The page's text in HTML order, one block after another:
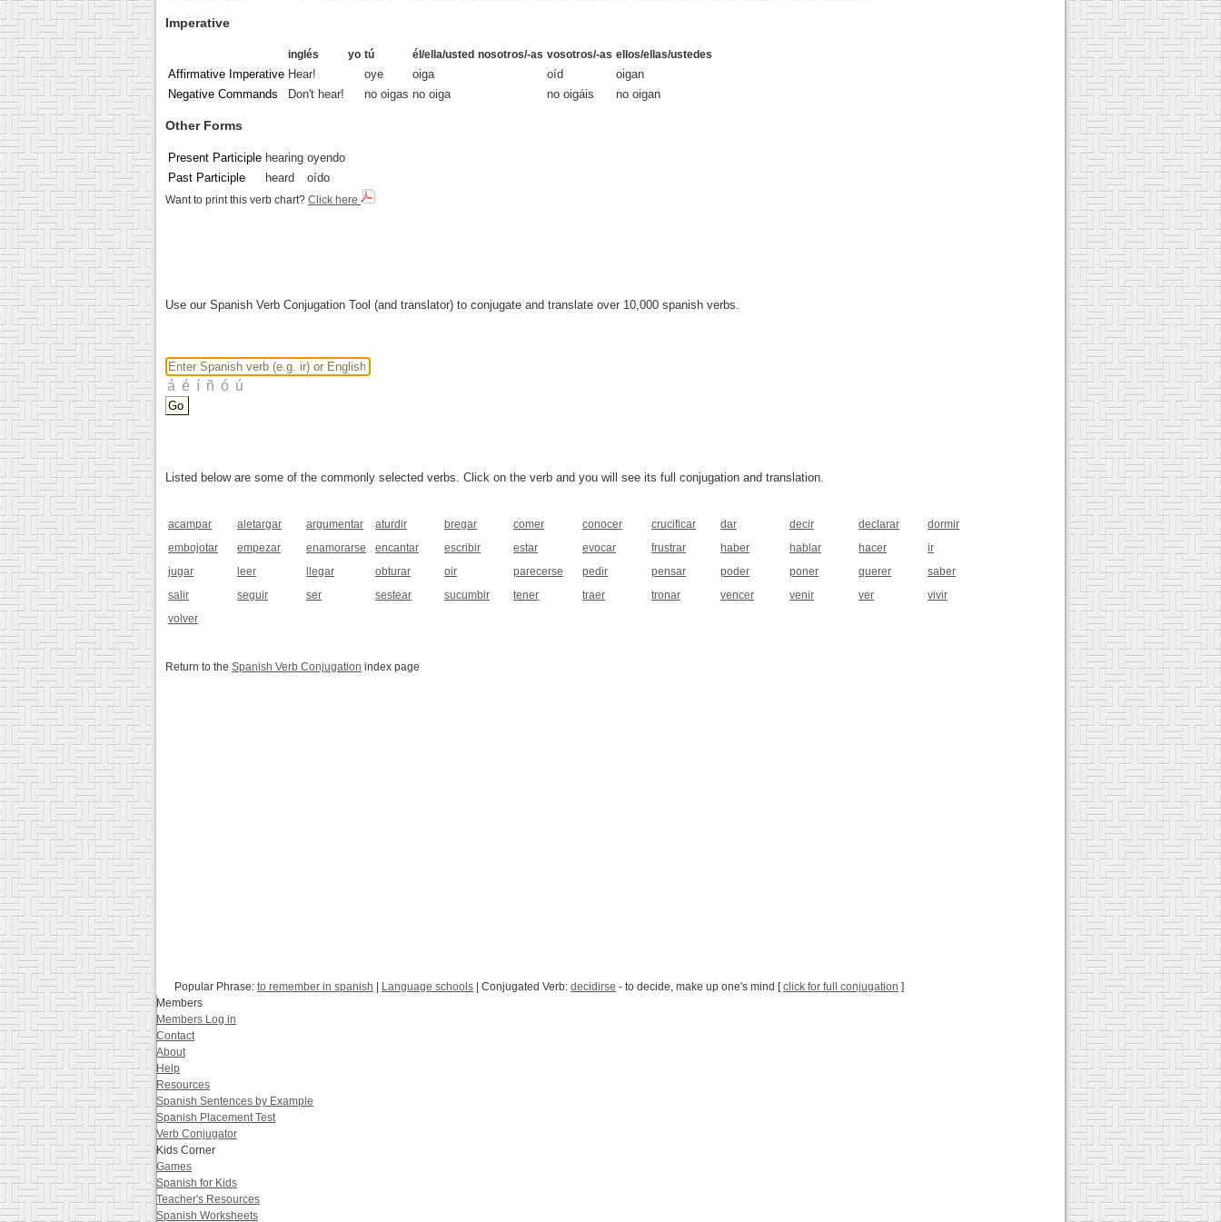
Imperative
inglés yo tú él/ella/usted nosotros/-as vosotros/-as ellos/ellas/ustedes
Affirmative Imperative Hear! oye oiga oíd
oigan
Negative Commands
Don't hear! no oigas no oiga no oigáis no oigan
Other Forms
Present Participle hearing oyendo
Past Participle
heard oído
Want to print this verb chart? Click here
Use our Spanish Verb Conjugation Tool (and translator) to conjugate and translate over 10,000 spanish verbs.
Listed below are some of the commonly selected verbs. Click on the verb and you will see its full conjugation and translation.
acampar aletargar argumentar aturdir bregar comer conocer crucificar dar decir declarar
dormir
embojotar
empezar enamorarse encantar escribir estar evocar frustrar haber hablar hacer
ir
jugar
leer llegar obturar oir parecerse pedir pensar poder poner querer
saber
salir
seguir ser sestear sucumbir tener traer tronar vencer venir ver
vivir
volver
Return to the Spanish Verb Conjugation index page
Popular Phrase: to remember in spanish | Language schools | Conjugated Verb: decidirse - to decide, make up one's mind [click for full conjugation ]
Members
Members Log in
Contact
About
Help
Resources
Spanish Sentences by Example
Spanish Placement Test
Verb Conjugator
Kids Corner
Games
Spanish for Kids
Teacher's Resources
Spanish Worksheets